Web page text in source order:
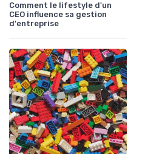
Comment le lifestyle d'un
CEO influence sa gestion
d'entreprise